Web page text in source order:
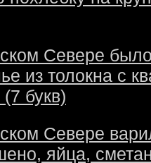
Севере
из толокна с
букв)
Севере
яйца,